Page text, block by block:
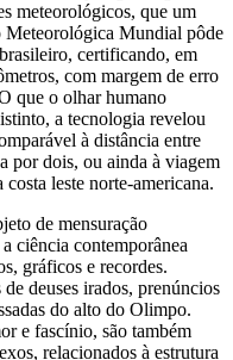
meteorológicos, que um
Meteorológica Mundial pôde
certificando, em
com margem de erro
que o olhar humano
a tecnologia revelou
à distância entre
por dois, ou ainda à viagem
leste norte‑americana.
de mensuração
ciência contemporânea
gráficos e recordes.
deuses irados, prenúncios
do alto do Olimpo.
e fascínio, são também
relacionados à estrutura